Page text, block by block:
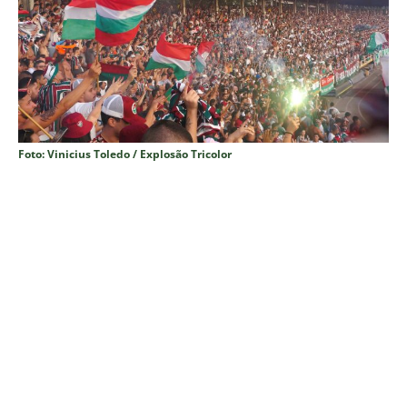
Foto: Vinicius Toledo / Explosão Tricolor